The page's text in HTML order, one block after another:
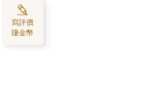
寫評價
賺金幣